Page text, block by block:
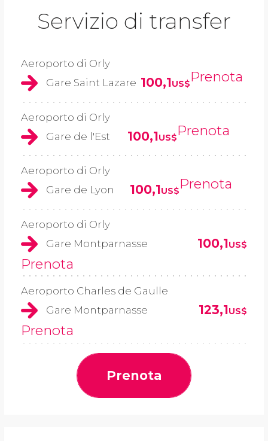
Servizio di transfer
Aeroporto di Orly
Gare Saint Lazare 100,1US$Prenota
Aeroporto di Orly
Gare de l'Est
100,1US$Prenota
Aeroporto di Orly
Gare de Lyon
100,1US$Prenota
Aeroporto di Orly
Gare Montparnasse
100,1US$
Prenota
Aeroporto Charles de Gaulle
Gare Montparnasse
123,1US$
Prenota
Prenota